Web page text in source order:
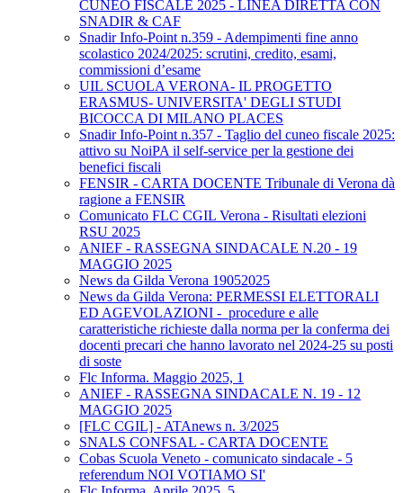
CUNEO FISCALE 2025 - LINEA DIRETTA CON
SNADIR & CAF
Snadir Info-Point n.359 - Adempimenti fine anno
scolastico 2024/2025: scrutini, credito, esami,
commissioni d’esame
UIL SCUOLA VERONA- IL PROGETTO
ERASMUS- UNIVERSITA' DEGLI STUDI
BICOCCA DI MILANO PLACES
Snadir Info-Point n.357 - Taglio del cuneo fiscale 2025:
attivo su NoiPA il self-service per la gestione dei
benefici fiscali
FENSIR - CARTA DOCENTE Tribunale di Verona dà
ragione a FENSIR
Comunicato FLC CGIL Verona - Risultati elezioni
RSU 2025
ANIEF - RASSEGNA SINDACALE N.20 - 19
MAGGIO 2025
News da Gilda Verona 19052025
News da Gilda Verona: PERMESSI ELETTORALI
ED AGEVOLAZIONI - procedure e alle
caratteristiche richieste dalla norma per la conferma dei
docenti precari che hanno lavorato nel 2024-25 su posti
di soste
Flc Informa. Maggio 2025, 1
ANIEF - RASSEGNA SINDACALE N. 19 - 12
MAGGIO 2025
[FLC CGIL] - ATAnews n. 3/2025
SNALS CONFSAL - CARTA DOCENTE
Cobas Scuola Veneto - comunicato sindacale - 5
referendum NOI VOTIAMO SI'